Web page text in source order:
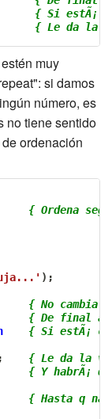
{ Si estÃ¡
{ Le da la
muy
si damos
número, es
no tiene sentido
ordenación
{ Ordena
) ;
{ No cambia
{ De final a
{ Si estÃ¡
;
{ Le da la
{ Y habrÃ¡
{ Hasta q